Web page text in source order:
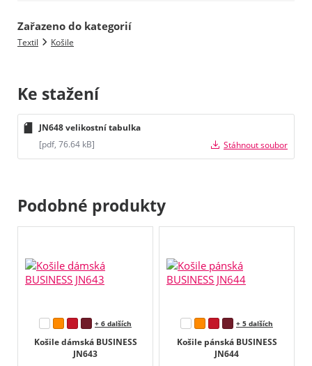
Zařazeno do kategorií
Textil Košile
Ke stažení
JN648 velikostní tabulka
[pdf, 76.64 kB]
Stáhnout soubor
Podobné produkty
Košile dámská BUSINESS
JN643
+ 6 dalších
Košile pánská BUSINESS
JN644
+ 5 dalších